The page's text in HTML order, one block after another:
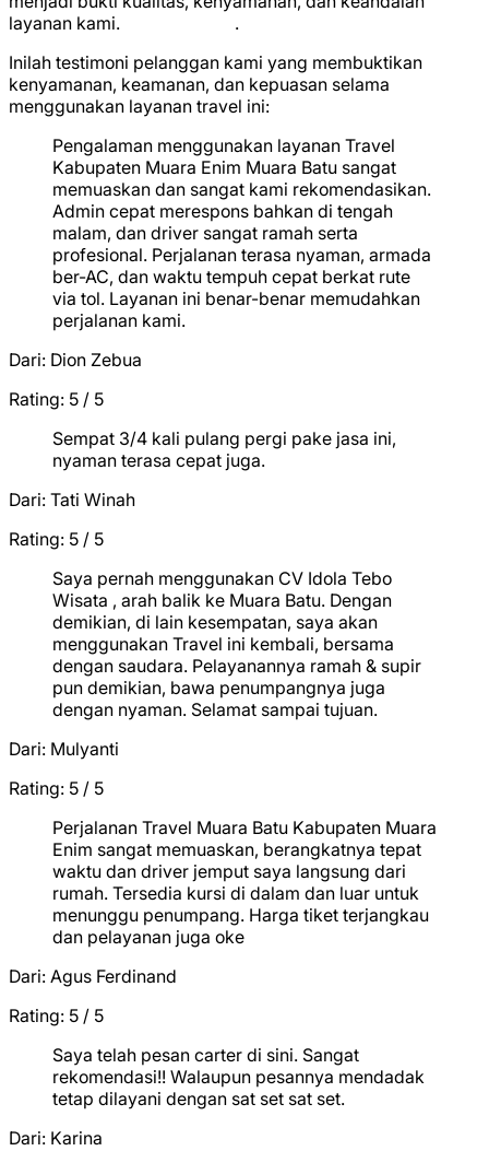
layanan kami.
.
Inilah testimoni pelanggan kami yang membuktikan
kenyamanan, keamanan, dan kepuasan selama
menggunakan layanan travel ini:
Pengalaman menggunakan layanan Travel
Kabupaten Muara Enim Muara Batu sangat
memuaskan dan sangat kami rekomendasikan.
Admin cepat merespons bahkan di tengah
malam, dan driver sangat ramah serta
profesional. Perjalanan terasa nyaman, armada
ber-AC, dan waktu tempuh cepat berkat rute
via tol. Layanan ini benar-benar memudahkan
perjalanan kami.
Dari: Dion Zebua
Rating: 5 / 5
Sempat 3/4 kali pulang pergi pake jasa ini,
nyaman terasa cepat juga.
Dari: Tati Winah
Rating: 5 / 5
Saya pernah menggunakan CV Idola Tebo
Wisata , arah balik ke Muara Batu. Dengan
demikian, di lain kesempatan, saya akan
menggunakan Travel ini kembali, bersama
dengan saudara. Pelayanannya ramah & supir
pun demikian, bawa penumpangnya juga
dengan nyaman. Selamat sampai tujuan.
Dari: Mulyanti
Rating: 5 / 5
Perjalanan Travel Muara Batu Kabupaten Muara
Enim sangat memuaskan, berangkatnya tepat
waktu dan driver jemput saya langsung dari
rumah. Tersedia kursi di dalam dan luar untuk
menunggu penumpang. Harga tiket terjangkau
dan pelayanan juga oke
Dari: Agus Ferdinand
Rating: 5 / 5
Saya telah pesan carter di sini. Sangat
rekomendasi!! Walaupun pesannya mendadak
tetap dilayani dengan sat set sat set.
Dari: Karina